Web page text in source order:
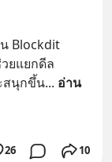
Blockdit
ยแยกดีล
สนุกขึ้น... อ่าน
26 10